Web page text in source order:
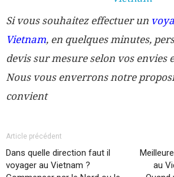
Si vous souhaitez effectuer un
Vietnam, en quelques minutes,
devis sur mesure selon vos envies
Nous vous enverrons notre
convient
Article précédent
Dans quelle direction faut il
voyager au Vietnam ?
au